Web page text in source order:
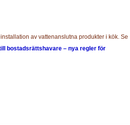
av vattenanslutna produkter i kök. Se
bostadsrättshavare – nya regler för